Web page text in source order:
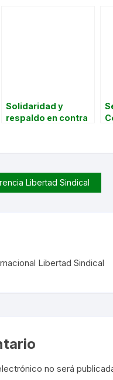
Solidaridad y
respaldo en contra
Draxton
Libertad Sindical
Libertad Sindical
no será